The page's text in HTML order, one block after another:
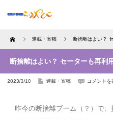
Home 連載・寄稿 断捨離はよい？
断捨離はよい？ セーターも再利
2023/3/10 連載・寄稿 コメントを
昨今の断捨離ブーム（？）で